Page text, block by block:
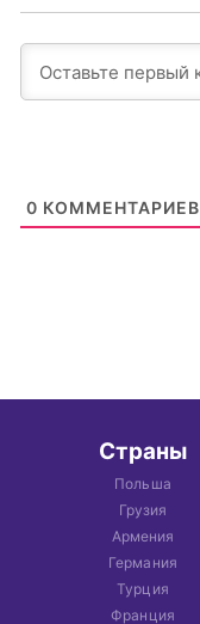
0 КОММЕНТАРИЕВ
Страны
Польша
Грузия
Армения
Германия
Турция
Франция